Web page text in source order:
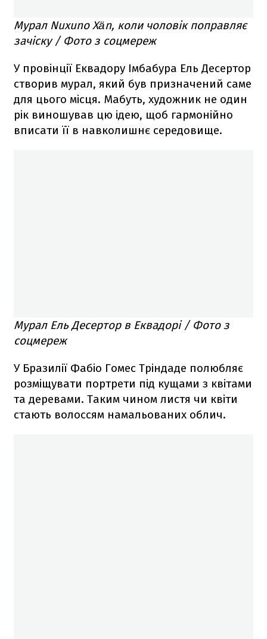
Мурал Nuxuno Xän, коли чоловік поправляє
зачіску / Фото з соцмереж
У провінції Еквадору Імбабура Ель Десертор
створив мурал, який був призначений саме
для цього місця. Мабуть, художник не один
рік виношував цю ідею, щоб гармонійно
вписати її в навколишнє середовище.
Мурал Ель Десертор в Еквадорі / Фото з
соцмереж
У Бразилії Фабіо Гомес Тріндаде полюбляє
розміщувати портрети під кущами з квітами
та деревами. Таким чином листя чи квіти
стають волоссям намальованих облич.